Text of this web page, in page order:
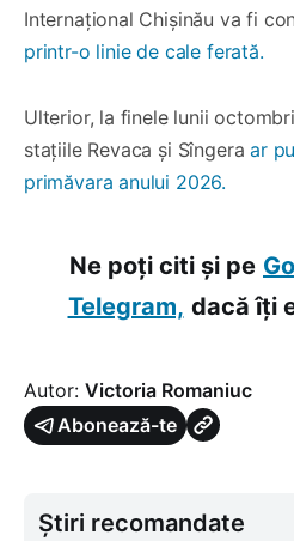
Internațional Chișinău va fi
printr-o linie de cale ferată.
Ulterior, la finele lunii
stațiile Revaca și Sîngeraar
primăvara anului 2026.
Ne poți citi și pe
Telegram, dacă îți
Autor: Victoria Romaniuc
Abonează-te
Știri recomandate